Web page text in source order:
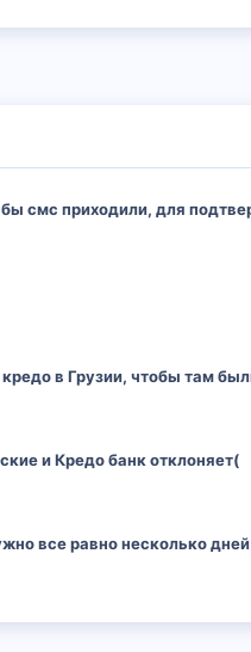
смс приходили, для
в Грузии, чтобы там
и Кредо банк отклоняет(
все равно несколько